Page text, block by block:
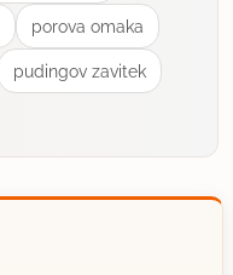
porova omaka
pudingov zavitek